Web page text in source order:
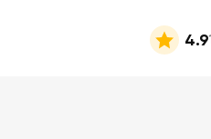
4.9